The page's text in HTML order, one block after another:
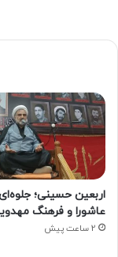
اربعین حسینی؛
عاشورا و فرهنگ
2 ساعت پیش